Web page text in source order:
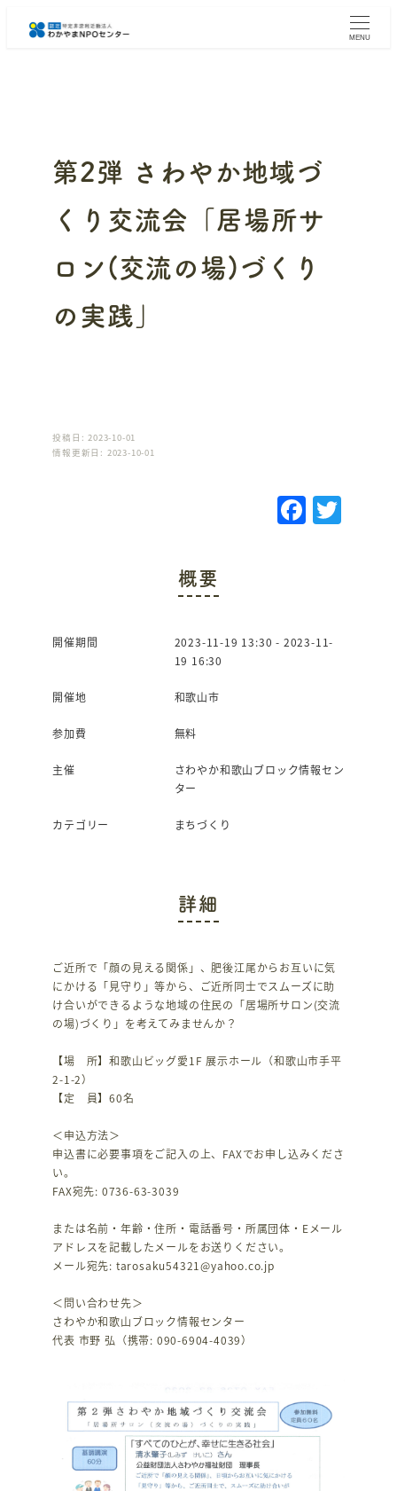
MENU
第2弾 さわやか地域づ
くり交流会「居場所サ
ロン(交流の場)づくり
の実践」
投稿日: 2023-10-01
情報更新日: 2023-10-01
F
a
o
T
概要
開催期間
2023-11-19 13:30 - 2023-11-
19 16:30
開催地 和歌山市
参加費 無料
主催
さわやか和歌山ブロック情報セン
ター
カテゴリー まちづくり
詳細
ご近所で「顔の見える関係」、肥後江尾からお互いに気
にかける「見守り」等から、ご近所同士でスムーズに助
け合いができるような地域の住民の「居場所サロン(交流
の場)づくり」を考えてみませんか？
【場 所】和歌山ビッグ愛1F 展示ホール（和歌山市手平
2-1-2）
【定 員】60名
＜申込方法＞
申込書に必要事項をご記入の上、FAXでお申し込みくださ
い。
FAX宛先: 0736-63-3039
または名前・年齢・住所・電話番号・所属団体・Eメール
アドレスを記載したメールをお送りください。
メール宛先: tarosaku54321@yahoo.co.jp
＜問い合わせ先＞
さわやか和歌山ブロック情報センター
代表 市野 弘（携帯: 090-6904-4039）